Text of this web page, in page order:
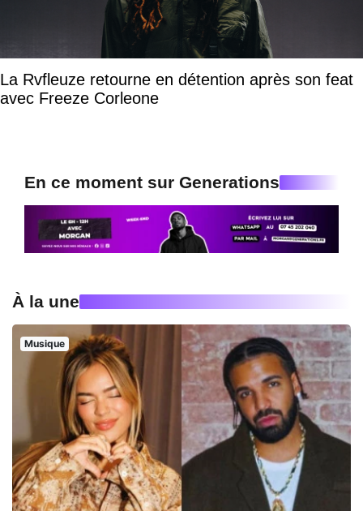
La Rvfleuze retourne en détention après son feat
avec Freeze Corleone
En ce moment sur Generations
À la une
Musique